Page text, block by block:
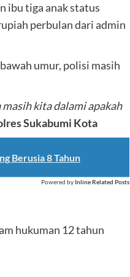
ibu tiga anak status
perbulan dari admin
umur, polisi masih
kita dalami apakah
Sukabumi Kota
Berusia 8 Tahun
Powered by Inline Related Posts
hukuman 12 tahun